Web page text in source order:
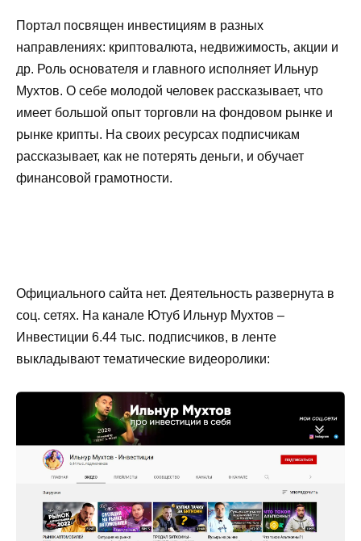
Портал посвящен инвестициям в разных
направлениях: криптовалюта, недвижимость, акции и
др. Роль основателя и главного исполняет Ильнур
Мухтов. О себе молодой человек рассказывает, что
имеет большой опыт торговли на фондовом рынке и
рынке крипты. На своих ресурсах подписчикам
рассказывает, как не потерять деньги, и обучает
финансовой грамотности.
Официального сайта нет. Деятельность развернута в
соц. сетях. На канале Ютуб Ильнур Мухтов –
Инвестиции 6.44 тыс. подписчиков, в ленте
выкладывают тематические видеоролики: